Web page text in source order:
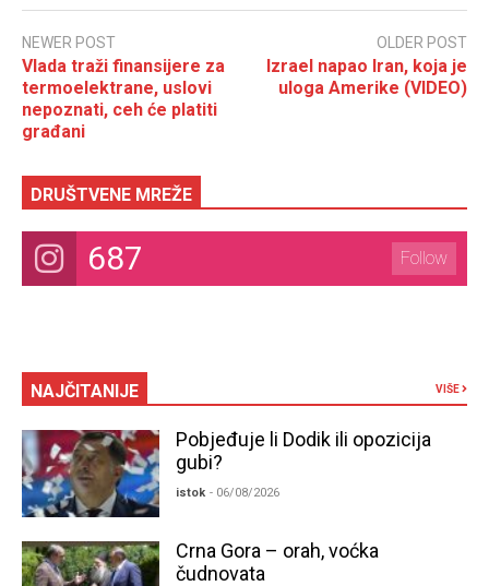
NEWER POST
Vlada traži finansijere za
termoelektrane, uslovi
nepoznati, ceh će platiti
građani
OLDER POST
Izrael napao Iran, koja je
uloga Amerike (VIDEO)
DRUŠTVENE MREŽE
687 Follow
NAJČITANIJE VIŠE
Pobjeđuje li Dodik ili opozicija
gubi?
istok - 06/08/2026
Crna Gora – orah, voćka
čudnovata